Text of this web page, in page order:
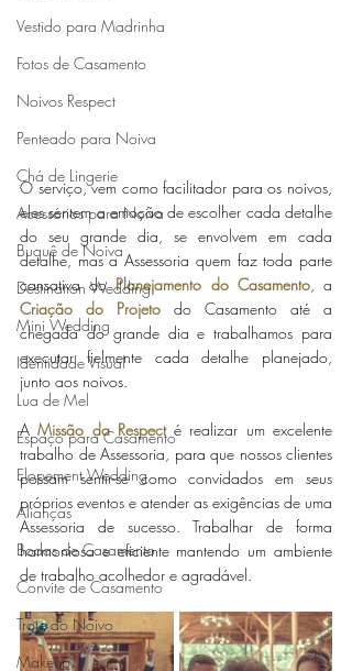
Vestido para Madrinha
Fotos de Casamento
Noivos Respect
Penteado para Noiva
Chá de Lingerie
Acessórios para Noiva
Buquê de Noiva
Destination Wedding
Mini Wedding
Identidade Visual
Lua de Mel
Espaço para Casamento
Elopement Wedding
Alianças
Bodas de Casamento
Convite de Casamento
Traje do Noivo
Makeup
O serviço, vem como facilitador para os noivos,
eles sentem a emoção de escolher cada detalhe
do seu grande dia, se envolvem em cada
detalhe, mas a Assessoria quem faz toda parte
cansativa do Planejamento do Casamento
Criação do Projeto do Casamento até a
chegada do grande dia e trabalhamos para
executar fielmente cada detalhe planejado,
junto aos noivos.
A Missão da Respect é realizar um excelente
trabalho de Assessoria, para que nossos clientes
possam sentir-se como convidados em seus
próprios eventos e atender as exigências de uma
Assessoria de sucesso. Trabalhar de forma
harmoniosa e eficiente mantendo um ambiente
de trabalho acolhedor e agradável.